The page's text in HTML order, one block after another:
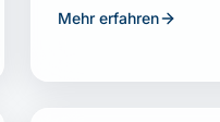
Mehr erfahren